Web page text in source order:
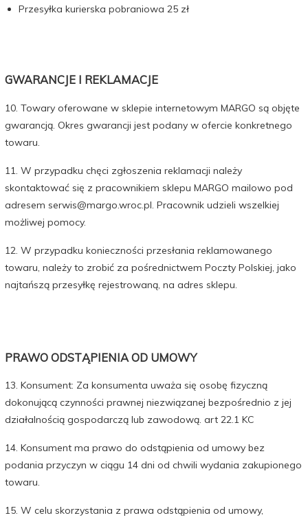
Przesyłka kurierska pobraniowa 25 zł
GWARANCJE I REKLAMACJE
10. Towary oferowane w sklepie internetowym MARGO są objęte
gwarancją. Okres gwarancji jest podany w ofercie konkretnego
towaru.
11. W przypadku chęci zgłoszenia reklamacji należy
skontaktować się z pracownikiem sklepu MARGO mailowo pod
adresem serwis@margo.wroc.pl. Pracownik udzieli wszelkiej
możliwej pomocy.
12. W przypadku konieczności przesłania reklamowanego
towaru, należy to zrobić za pośrednictwem Poczty Polskiej, jako
najtańszą przesyłkę rejestrowaną, na adres sklepu.
PRAWO ODSTĄPIENIA OD UMOWY
13. Konsument: Za konsumenta uważa się osobę fizyczną
dokonującą czynności prawnej niezwiązanej bezpośrednio z jej
działalnością gospodarczą lub zawodową. art 22.1 KC
14. Konsument ma prawo do odstąpienia od umowy bez
podania przyczyn w ciągu 14 dni od chwili wydania zakupionego
towaru.
15. W celu skorzystania z prawa odstąpienia od umowy,